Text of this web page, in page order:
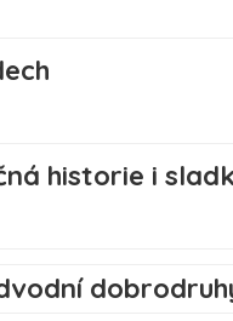
historie i